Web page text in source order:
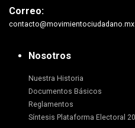
Correo:
contacto@movimientociudadano.mx
Nosotros
Nuestra Historia
Documentos Básicos
Reglamentos
Síntesis Plataforma Electoral